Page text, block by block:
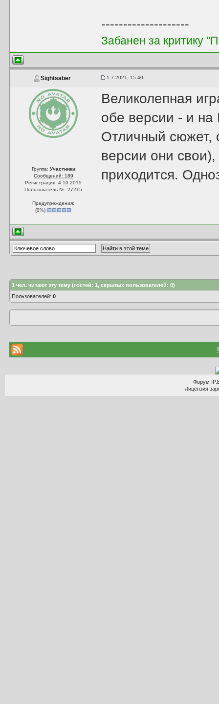
--------------------
Забанен за критику
Sightsaber 1.7.2021, 15:40
Группа: Участники
Сообщений: 189
Регистрация: 4.10.2015
Пользователь №: 27215
Предупреждения:
(0%)
Великолепная
обе версии - и
Отличный сюжет,
версии они
приходится.
1 чел. читают эту тему (гостей: 1, скрытых пользователей: 0)
Пользователей:0
Форум
Лицензия